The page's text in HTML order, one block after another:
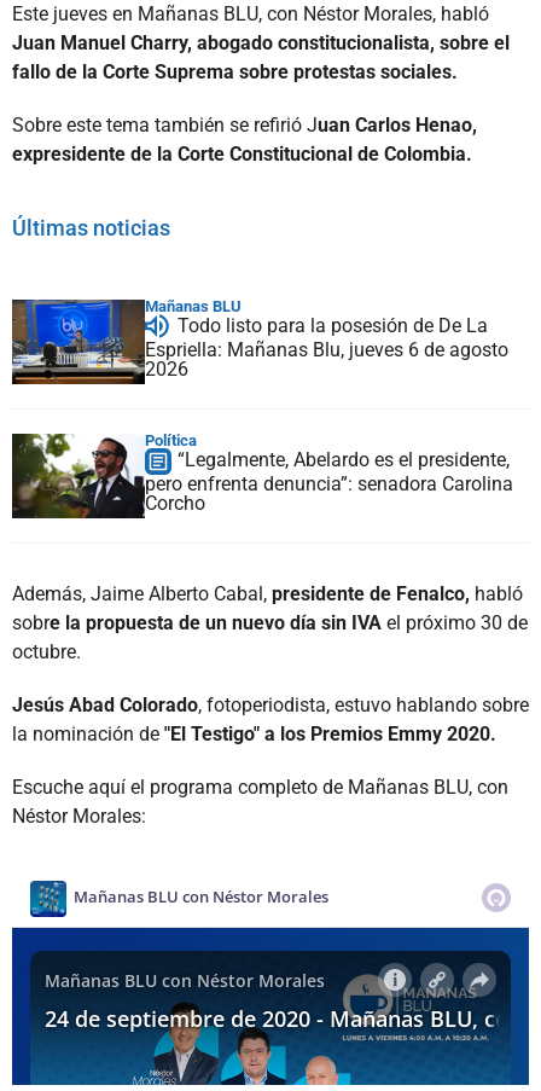
Este jueves en Mañanas BLU, con Néstor Morales, habló
Juan Manuel Charry, abogado constitucionalista, sobre el
fallo de la Corte Suprema sobre protestas sociales.
Sobre este tema también se refirió Juan Carlos Henao,
expresidente de la Corte Constitucional de Colombia.
Últimas noticias
Mañanas BLU
Todo listo para la posesión de De La
Espriella: Mañanas Blu, jueves 6 de agosto
2026
Política
“Legalmente, Abelardo es el presidente,
pero enfrenta denuncia”: senadora Carolina
Corcho
Además, Jaime Alberto Cabal, presidente de Fenalco, habló
sobre la propuesta de un nuevo día sin IVA el próximo 30 de
octubre.
Jesús Abad Colorado, fotoperiodista, estuvo hablando sobre
la nominación de "El Testigo" a los Premios Emmy 2020.
Escuche aquí el programa completo de Mañanas BLU, con
Néstor Morales: